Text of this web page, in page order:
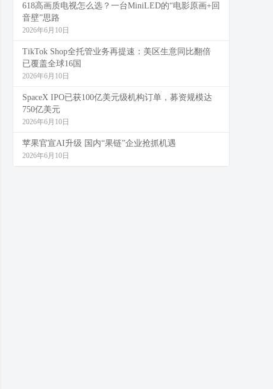
618高画质电视怎么选？一台MiniLED的“电影原画+回
音壁”思路
2026年6月10日
TikTok Shop全托管业务再提速：美区生意同比翻倍
已覆盖全球16国
2026年6月10日
SpaceX IPO已获100亿美元级机构订单，募资规模达
750亿美元
2026年6月10日
苹果官宣AI升级 国内“果链”企业抢抓机遇
2026年6月10日